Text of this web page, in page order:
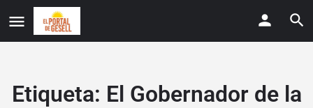
Etiqueta: El Gobernador de la